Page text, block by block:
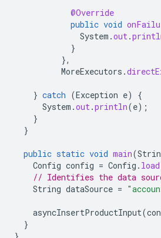
@Override
public void
System .out.
}
},
MoreExecutors .
} catch (Exception e)
{
System .out.println(e);
}
}
public static void main(
Config config = Config . load
// Identifies the data
String dataSource =
asyncInsertProductInput(
}